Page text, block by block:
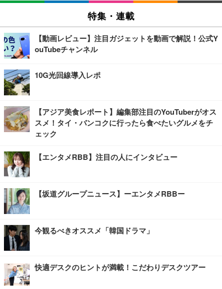
特集・連載
【動画レビュー】注目ガジェットを動画で解説！公式Y
ouTubeチャンネル
10G光回線導入レポ
【アジア美食レポート】編集部注目のYouTuberがオス
スメ！タイ・バンコクに行ったら食べたいグルメをチ
ェック
【エンタメRBB】注目の人にインタビュー
【坂道グループニュース】ーエンタメRBBー
今観るべきオススメ「韓国ドラマ」
快適デスクのヒントが満載！こだわりデスクツアー